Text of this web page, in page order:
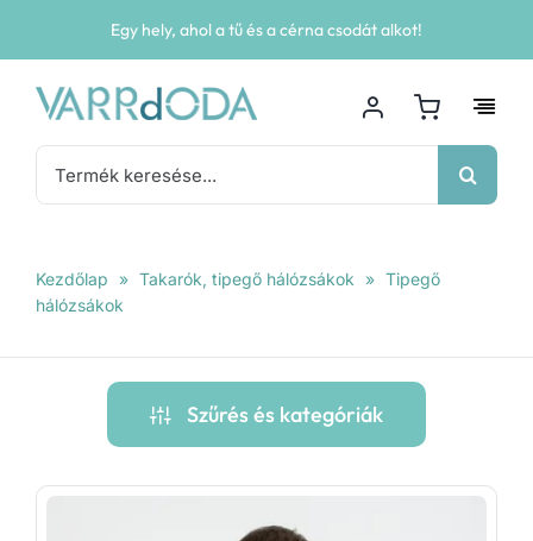
Egy hely, ahol a tű és a cérna csodát alkot!
Keresés...
Kezdőlap » Takarók, tipegő hálózsákok » Tipegő
hálózsákok
Szűrés és kategóriák